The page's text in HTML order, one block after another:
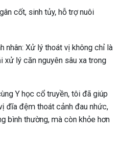
cốt, sinh tủy, hỗ trợ nuôi
nhân: Xử lý thoát vị không chỉ là
xử lý căn nguyên sâu xa trong
Y học cổ truyền, tôi đã giúp
đĩa đệm thoát cảnh đau nhức,
bình thường, mà còn khỏe hơn